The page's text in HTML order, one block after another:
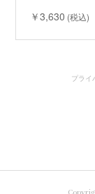
￥3,630 (税込)
プライ